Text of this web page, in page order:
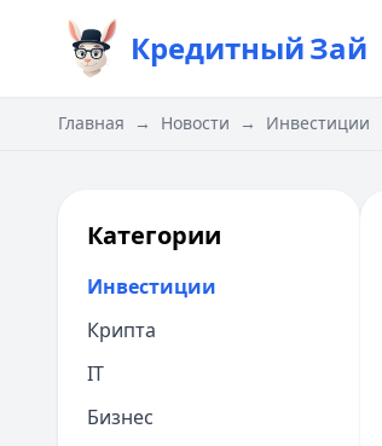
КредитныйЗай
Главная → Новости → Инвестиции
Категории
Инвестиции
Крипта
IT
Бизнес